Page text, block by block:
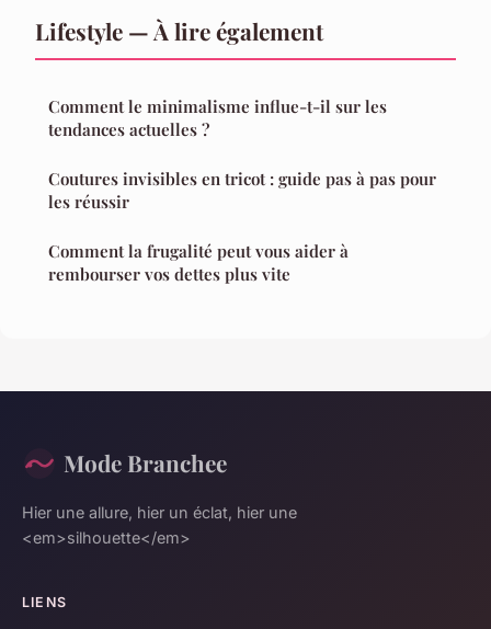
Lifestyle — À lire également
Comment le minimalisme influe-t-il sur les
tendances actuelles ?
Coutures invisibles en tricot : guide pas à pas pour
les réussir
Comment la frugalité peut vous aider à
rembourser vos dettes plus vite
Mode Branchee
Hier une allure, hier un éclat, hier une
<em>silhouette</em>
LIENS